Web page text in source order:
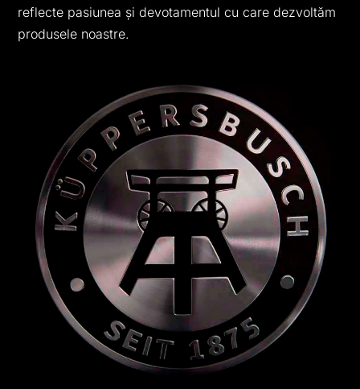
reflecte pasiunea și devotamentul cu care dezvoltăm
produsele noastre.